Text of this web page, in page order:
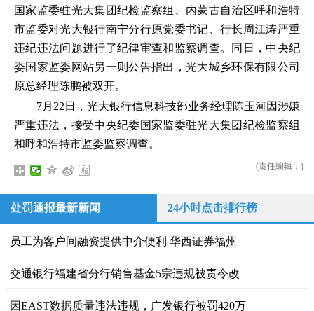
国家监委驻光大集团纪检监察组、内蒙古自治区呼和浩特
市监委对光大银行南宁分行原党委书记、行长周江涛严重
违纪违法问题进行了纪律审查和监察调查。同日，中央纪
委国家监委网站另一则公告指出，光大城乡环保有限公司
原总经理陈鹏被双开。
7月22日，光大银行信息科技部业务经理陈玉河因涉嫌
严重违法，接受中央纪委国家监委驻光大集团纪检监察组
和呼和浩特市监委监察调查。
(责任编辑：)
处罚通报最新新闻 24小时点击排行榜
员工为客户间融资提供中介便利 华西证券福州
交通银行福建省分行销售基金5宗违规被责令改
因EAST数据质量违法违规，广发银行被罚420万